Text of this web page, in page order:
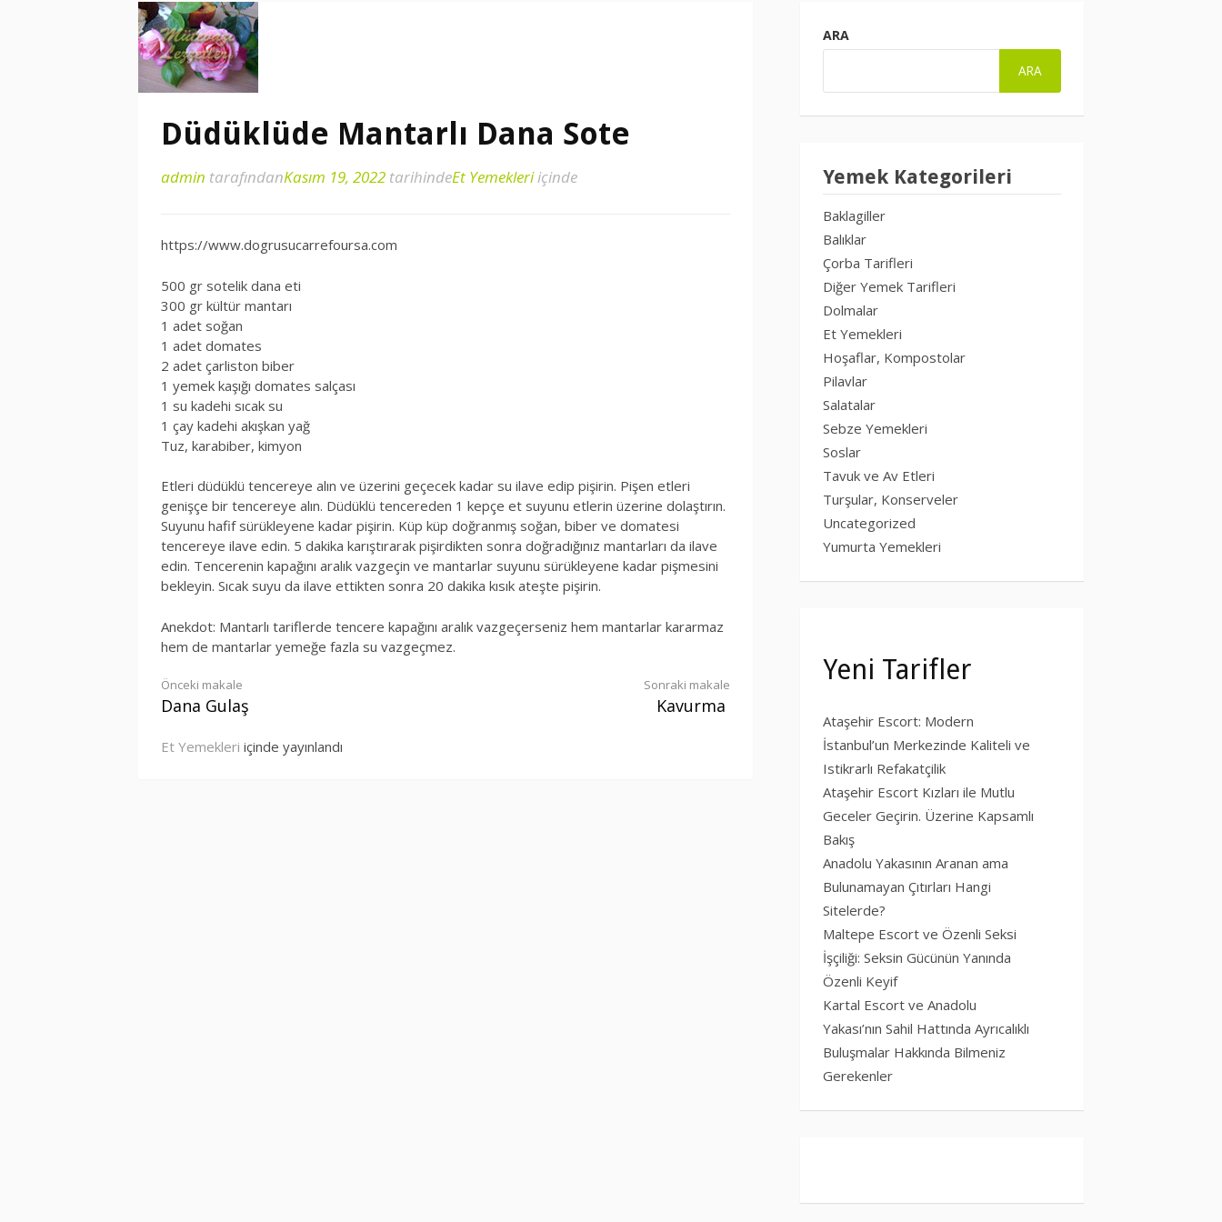
Düdüklüde Mantarlı Dana Sote
admin tarafındanKasım 19, 2022 tarihindeEt Yemekleriiçinde
https://www.dogrusucarrefoursa.com
500 gr sotelik dana eti
300 gr kültür mantarı
1 adet soğan
1 adet domates
2 adet çarliston biber
1 yemek kaşığı domates salçası
1 su kadehi sıcak su
1 çay kadehi akışkan yağ
Tuz, karabiber, kimyon
Etleri düdüklü tencereye alın ve üzerini geçecek kadar su ilave edip pişirin. Pişen etleri
genişçe bir tencereye alın. Düdüklü tencereden 1 kepçe et suyunu etlerin üzerine dolaştırın.
Suyunu hafif sürükleyene kadar pişirin. Küp küp doğranmış soğan, biber ve domatesi
tencereye ilave edin. 5 dakika karıştırarak pişirdikten sonra doğradığınız mantarları da ilave
edin. Tencerenin kapağını aralık vazgeçin ve mantarlar suyunu sürükleyene kadar pişmesini
bekleyin. Sıcak suyu da ilave ettikten sonra 20 dakika kısık ateşte pişirin.
Anekdot: Mantarlı tariflerde tencere kapağını aralık vazgeçerseniz hem mantarlar kararmaz
hem de mantarlar yemeğe fazla su vazgeçmez.
Okumaya
et
Önceki makale
Dana Gulaş
Sonraki makale
Kavurma
Et Yemekleri içinde yayınlandı
ARA
ARA
Yemek Kategorileri
Baklagiller
Balıklar
Çorba Tarifleri
Diğer Yemek Tarifleri
Dolmalar
Et Yemekleri
Hoşaflar, Kompostolar
Pilavlar
Salatalar
Sebze Yemekleri
Soslar
Tavuk ve Av Etleri
Turşular, Konserveler
Uncategorized
Yumurta Yemekleri
Yeni Tarifler
Ataşehir Escort: Modern
İstanbul’un Merkezinde Kaliteli ve
Istikrarlı Refakatçilik
Ataşehir Escort Kızları ile Mutlu
Geceler Geçirin. Üzerine Kapsamlı
Bakış
Anadolu Yakasının Aranan ama
Bulunamayan Çıtırları Hangi
Sitelerde?
Maltepe Escort ve Özenli Seksi
İşçiliği: Seksin Gücünün Yanında
Özenli Keyif
Kartal Escort ve Anadolu
Yakası’nın Sahil Hattında Ayrıcalıklı
Buluşmalar Hakkında Bilmeniz
Gerekenler